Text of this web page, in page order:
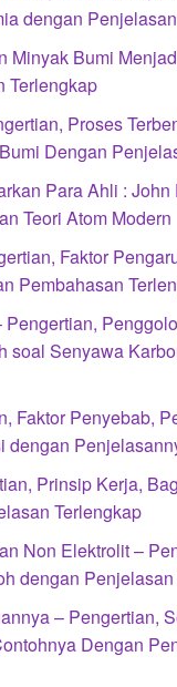
dengan
Minyak Bumi
Terlengkap
Proses
Dengan
Para Ahli :
Teori Atom Modern
Faktor
Pembahasan
soal Senyawa
Faktor Penyebab,
dengan
Prinsip Kerja,
Terlengkap
Non Elektrolit –
dengan
– Pengertian,
Dengan